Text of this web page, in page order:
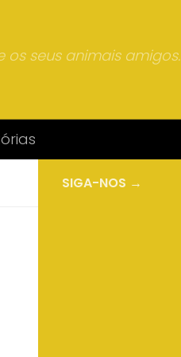
os seus animais amigos.
SIGA-NOS →